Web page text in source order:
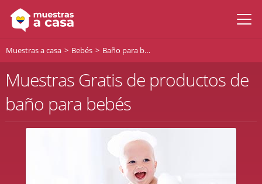
Muestras a casa Bebés Baño para bebés
Muestras Gratis de productos de
baño para bebés